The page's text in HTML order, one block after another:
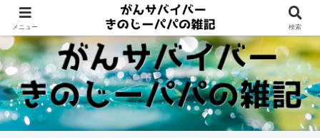
Dreams beyond 60s
メニュー 検索